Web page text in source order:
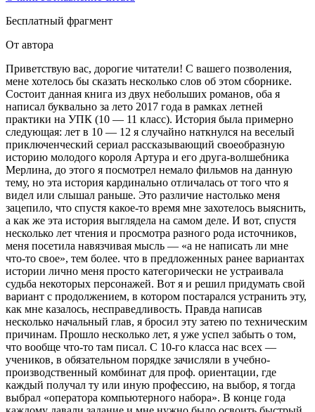
Бесплатный фрагмент
От автора
Приветствую вас, дорогие читатели! С вашего позволения,
мене хотелось бы сказать несколько слов об этом сборнике.
Состоит данная книга из двух небольших романов, оба я
написал буквально за лето 2017 года в рамках летней
практики на УПК (10 — 11 класс). История была примерно
следующая: лет в 10 — 12 я случайно наткнулся на веселый
приключенческий сериал рассказывающий своеобразную
историю молодого короля Артура и его друга-волшебника
Мерлина, до этого я посмотрел немало фильмов на данную
тему, но эта история кардинально отличалась от того что я
видел или слышал раньше. Это различие настолько меня
зацепило, что спустя какое-то время мне захотелось выяснить,
а как же эта история выглядела на самом деле. И вот, спустя
несколько лет чтения и просмотра разного рода источников,
меня посетила навязчивая мысль — «а не написать ли мне
что-то свое», тем более. что в предложенных ранее вариантах
истории лично меня просто категорически не устраивала
судьба некоторых персонажей. Вот я и решил придумать свой
вариант с продолжением, в котором постарался устранить эту,
как мне казалось, несправедливость. Правда написав
несколько начальный глав, я бросил эту затею по техническим
причинам. Прошло несколько лет, я уже успел забыть о том,
что вообще что-то там писал. С 10-го класса нас всех —
учеников, в обязательном порядке зачисляли в учебно-
производственный комбинат для проф. ориентации, где
каждый получал ту или иную профессию, на выбор, я тогда
выбрал «оператора компьютерного набора». В конце года